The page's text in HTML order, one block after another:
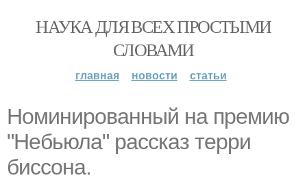
НАУКА ДЛЯ ВСЕХ ПРОСТЫМИ
СЛОВАМИ
главная новости статьи
Номинированный на премию
"Небьюла" рассказ терри
биссона.